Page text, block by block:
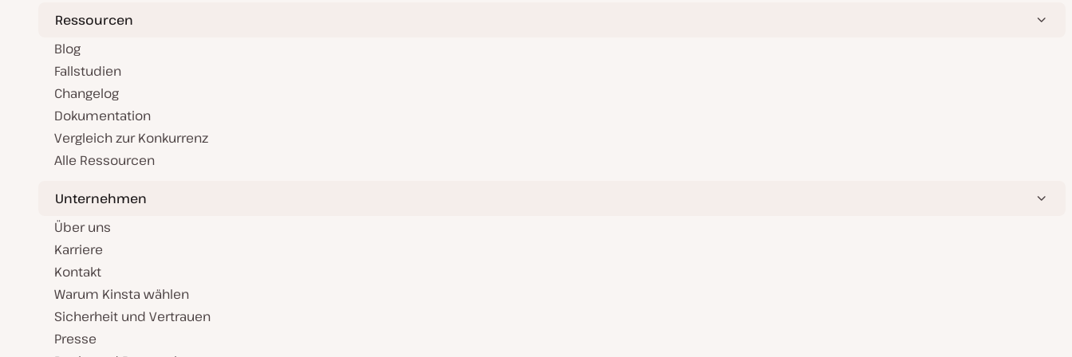
Ressourcen
Blog
Fallstudien
Changelog
Dokumentation
Vergleich zur Konkurrenz
Alle Ressourcen
Unternehmen
Über uns
Karriere
Kontakt
Warum Kinsta wählen
Sicherheit und Vertrauen
Presse